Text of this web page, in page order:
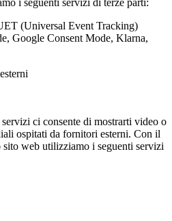
(Universal Event Tracking)
Google Consent Mode, Klarna,
ci consente di mostrarti video o
ospitati da fornitori esterni. Con il
sito web utilizziamo i seguenti servizi